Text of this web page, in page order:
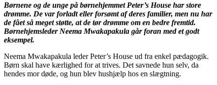
Børnene og de unge på børnehjemmet Peter’s House har store
drømme. De var forladt eller forsømt af deres familier, men nu har
de fået så meget støtte, at de tør drømme om en bedre fremtid.
Børnehjemsleder Neema Mwakapakula går foran med et godt
eksempel.
Neema Mwakapakula leder Peter’s House ud fra enkel pædagogik.
Børn skal have kærlighed for at trives. Det savnede hun selv, da
hendes mor døde, og hun blev hushjælp hos en slægtning.